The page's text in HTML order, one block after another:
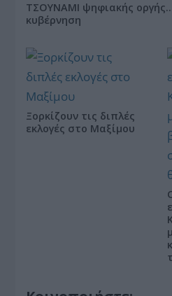
ΤΣΟΥΝΑΜΙ ψηφιακής
κυβέρνηση
Ξορκίζουν τις διπλές
εκλογές στο Μαξίμου